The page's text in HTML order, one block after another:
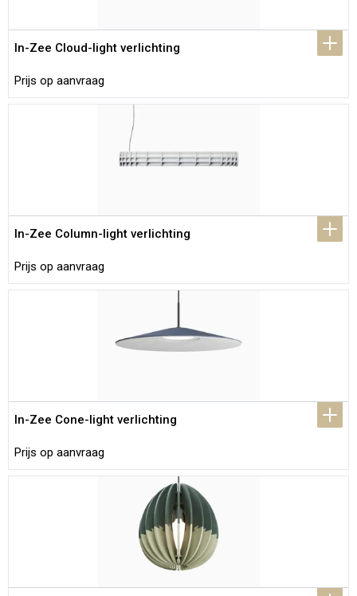
In-Zee Cloud-light verlichting
Prijs op aanvraag
In-Zee Column-light verlichting
Prijs op aanvraag
In-Zee Cone-light verlichting
Prijs op aanvraag